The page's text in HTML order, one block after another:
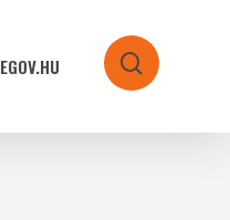
EGOV.HU search